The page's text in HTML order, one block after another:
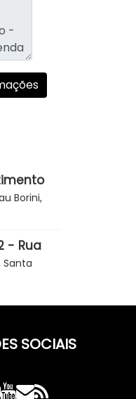
470
Borini,
Brasil
- Rua
-
Santa
SOCIAIS